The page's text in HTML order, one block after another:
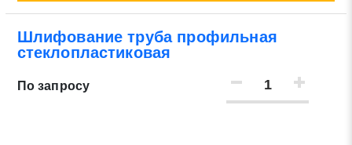
Шлифование труба профильная
стеклопластиковая
По запросу